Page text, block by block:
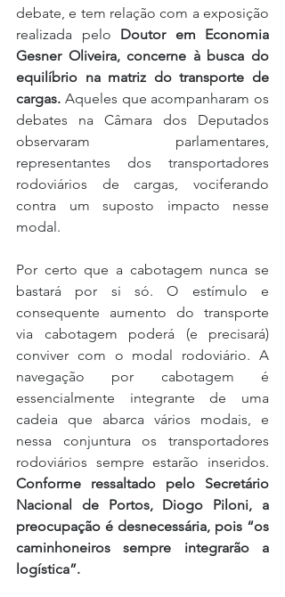
debate, e tem relação com a exposição
realizada pelo Doutor em Economia
Gesner Oliveira, concerne à busca do
equilíbrio na matriz do transporte de
cargas. Aqueles que acompanharam os
debates na Câmara dos Deputados
observaram parlamentares,
representantes dos transportadores
rodoviários de cargas, vociferando
contra um suposto impacto nesse
modal.
Por certo que a cabotagem nunca se
bastará por si só. O estímulo e
consequente aumento do transporte
via cabotagem poderá (e precisará)
conviver com o modal rodoviário. A
navegação por cabotagem é
essencialmente integrante de uma
cadeia que abarca vários modais, e
nessa conjuntura os transportadores
Conforme ressaltado pelo Secretário
Nacional de Portos, Diogo Piloni, a
preocupação é desnecessária, pois “os
caminhoneiros sempre integrarão a
logística”.